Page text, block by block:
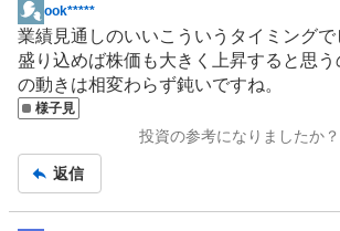
掲
示
板
記
事
ook*****
業績見通しのいいこういうタイミング
盛り込めば株価も大きく上昇すると思
の動きは相変わらず鈍いですね。
様子見
投資の参考になりましたか？
返信